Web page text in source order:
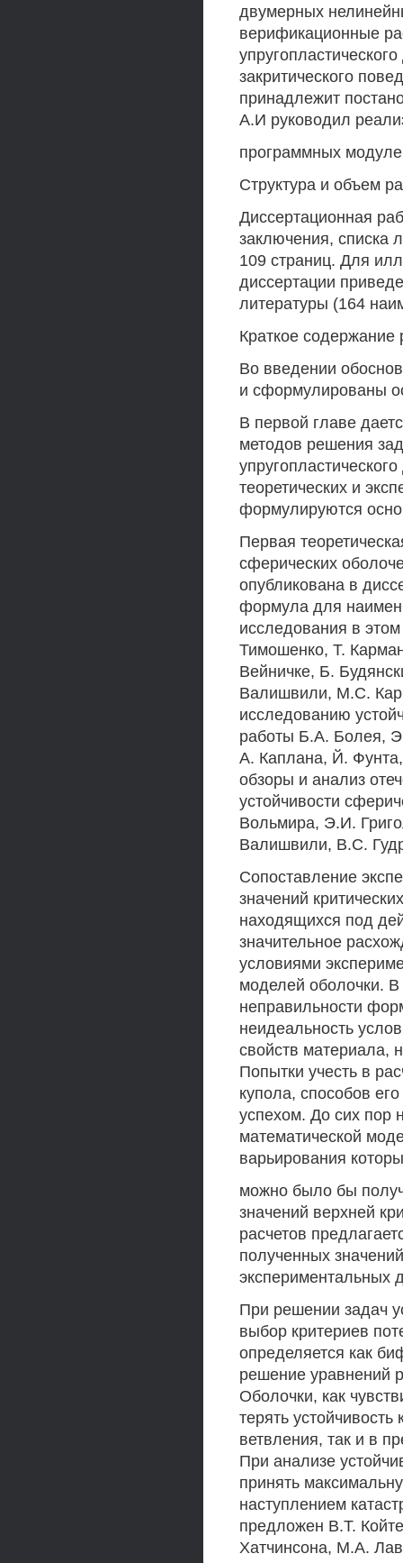
двумерных
верификационные
закритического
принадлежит
А.И руководил
программных
Структура и объем
Диссертационная
заключения, списка
109 страниц. Для
диссертации
литературы (164
Краткое содержание
Во введении
и сформулированы
В первой главе
методов решения
теоретических и
формулируются
Первая
сферических
опубликована в
формула для
исследования в
Тимошенко, Т.
Вейничке, Б.
Валишвили, М.С.
исследованию
работы Б.А. Болея,
А. Каплана, Й.
обзоры и анализ
устойчивости
Вольмира, Э.И.
Валишвили, B.C.
Сопоставление
значений
находящихся под
значительное
условиями
моделей оболочки.
неправильности
неидеальность
свойств материала,
Попытки учесть в
купола, способов
успехом. До сих пор
математической
варьирования
можно было бы
значений верхней
расчетов
полученных
экспериментальных
При решении задач
выбор критериев
определяется как
решение уравнений
Оболочки, как
терять
ветвления, так и в
При анализе
принять
наступлением
предложен В.Т.
Хатчинсона, М.А.